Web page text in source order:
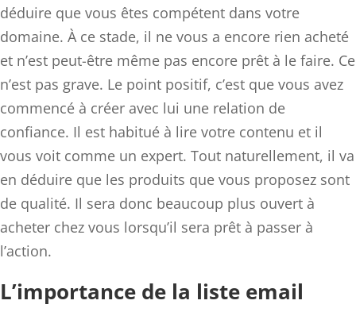
déduire que vous êtes compétent dans votre
domaine. À ce stade, il ne vous a encore rien acheté
et n’est peut-être même pas encore prêt à le faire. Ce
n’est pas grave. Le point positif, c’est que vous avez
commencé à créer avec lui une relation de
confiance. Il est habitué à lire votre contenu et il
vous voit comme un expert. Tout naturellement, il va
en déduire que les produits que vous proposez sont
de qualité. Il sera donc beaucoup plus ouvert à
acheter chez vous lorsqu’il sera prêt à passer à
l’action.
L’importance de la liste email